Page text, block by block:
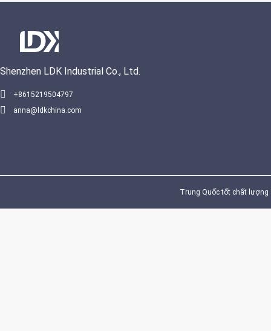
Shenzhen LDK Industrial Co., Ltd.
+8615219504797
anna@ldkchina.com
Trung Quốc tốt chất lượng